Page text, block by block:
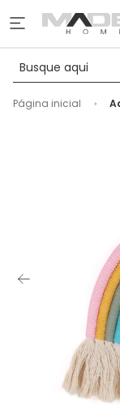
Página inicial